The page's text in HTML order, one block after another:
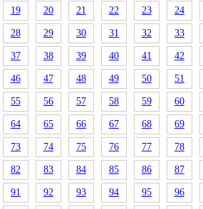
19 20 21 22 23 24
28 29 30 31 32 33
37 38 39 40 41 42
46 47 48 49 50 51
55 56 57 58 59 60
64 65 66 67 68 69
73 74 75 76 77 78
82 83 84 85 86 87
91 92 93 94 95 96